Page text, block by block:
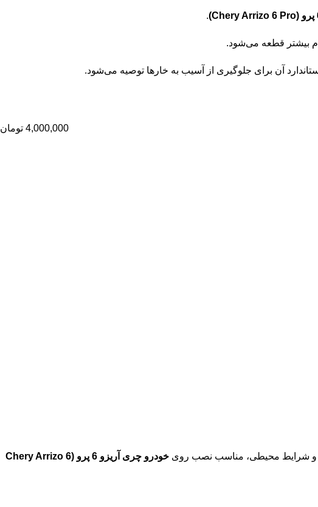
Arrizo 6 Pro
)
.
بیشتر قطعه می‌شود.
آن برای جلوگیری از آسیب به خارها توصیه می‌شود.
4,000,000 تومان
خودرو چری آریزو 6 پرو (Chery
Arrizo 6